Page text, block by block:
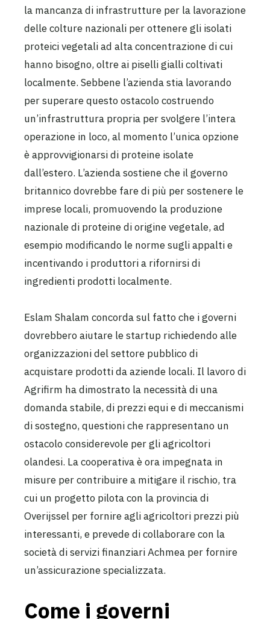
la mancanza di infrastrutture per la lavorazione
delle colture nazionali per ottenere gli isolati
proteici vegetali ad alta concentrazione di cui
hanno bisogno, oltre ai piselli gialli coltivati
localmente. Sebbene l’azienda stia lavorando
per superare questo ostacolo costruendo
un’infrastruttura propria per svolgere l’intera
operazione in loco, al momento l’unica opzione
è approvvigionarsi di proteine isolate
dall’estero. L’azienda sostiene che il governo
britannico dovrebbe fare di più per sostenere le
imprese locali, promuovendo la produzione
nazionale di proteine di origine vegetale, ad
esempio modificando le norme sugli appalti e
incentivando i produttori a rifornirsi di
ingredienti prodotti localmente.
Eslam Shalam concorda sul fatto che i governi
dovrebbero aiutare le startup richiedendo alle
organizzazioni del settore pubblico di
acquistare prodotti da aziende locali. Il lavoro di
Agrifirm ha dimostrato la necessità di una
domanda stabile, di prezzi equi e di meccanismi
di sostegno, questioni che rappresentano un
ostacolo considerevole per gli agricoltori
olandesi. La cooperativa è ora impegnata in
misure per contribuire a mitigare il rischio, tra
cui un progetto pilota con la provincia di
Overijssel per fornire agli agricoltori prezzi più
interessanti, e prevede di collaborare con la
società di servizi finanziari Achmea per fornire
un’assicurazione specializzata.
Come i governi